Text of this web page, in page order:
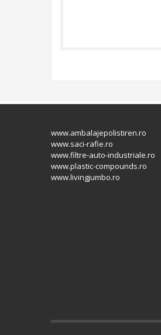
www.ambalajepolistiren.ro
www.saci-rafie.ro
www.filtre-auto-industriale.ro
www.plastic-compounds.ro
www.livingjumbo.ro